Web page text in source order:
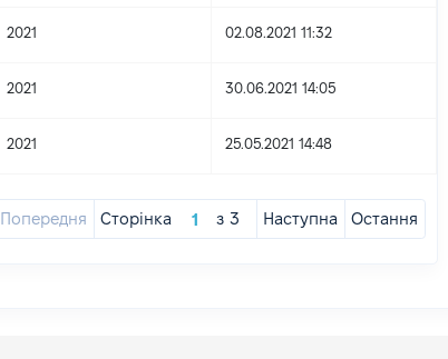
2021 02.08.2021 11:32
2021 30.06.2021 14:05
2021 25.05.2021 14:48
Попередня Сторінка з 3 Наступна Остання